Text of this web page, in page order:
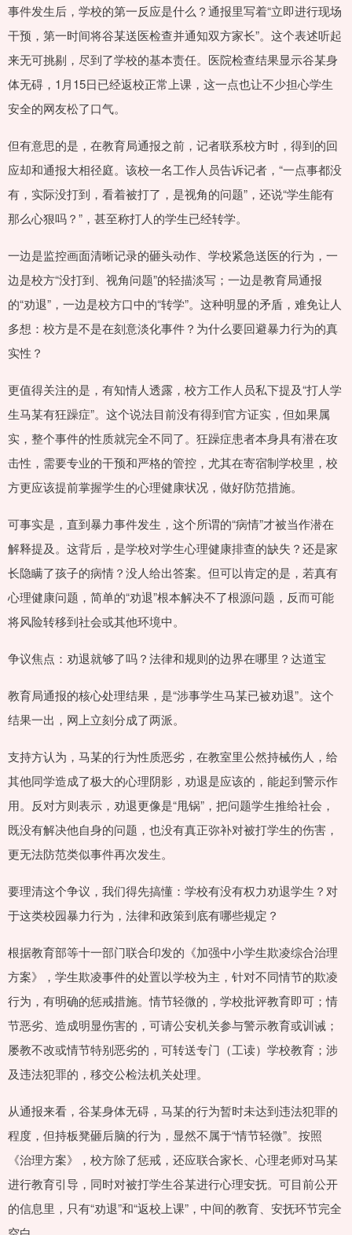
事件发生后，学校的第一反应是什么？通报里写着“立即进行现场
干预，第一时间将谷某送医检查并通知双方家长”。这个表述听起
来无可挑剔，尽到了学校的基本责任。医院检查结果显示谷某身
体无碍，1月15日已经返校正常上课，这一点也让不少担心学生
安全的网友松了口气。
但有意思的是，在教育局通报之前，记者联系校方时，得到的回
应却和通报大相径庭。该校一名工作人员告诉记者，“一点事都没
有，实际没打到，看着被打了，是视角的问题”，还说“学生能有
那么心狠吗？”，甚至称打人的学生已经转学。
一边是监控画面清晰记录的砸头动作、学校紧急送医的行为，一
边是校方“没打到、视角问题”的轻描淡写；一边是教育局通报
的“劝退”，一边是校方口中的“转学”。这种明显的矛盾，难免让人
多想：校方是不是在刻意淡化事件？为什么要回避暴力行为的真
实性？
更值得关注的是，有知情人透露，校方工作人员私下提及“打人学
生马某有狂躁症”。这个说法目前没有得到官方证实，但如果属
实，整个事件的性质就完全不同了。狂躁症患者本身具有潜在攻
击性，需要专业的干预和严格的管控，尤其在寄宿制学校里，校
方更应该提前掌握学生的心理健康状况，做好防范措施。
可事实是，直到暴力事件发生，这个所谓的“病情”才被当作潜在
解释提及。这背后，是学校对学生心理健康排查的缺失？还是家
长隐瞒了孩子的病情？没人给出答案。但可以肯定的是，若真有
心理健康问题，简单的“劝退”根本解决不了根源问题，反而可能
将风险转移到社会或其他环境中。
争议焦点：劝退就够了吗？法律和规则的边界在哪里？达道宝
教育局通报的核心处理结果，是“涉事学生马某已被劝退”。这个
结果一出，网上立刻分成了两派。
支持方认为，马某的行为性质恶劣，在教室里公然持械伤人，给
其他同学造成了极大的心理阴影，劝退是应该的，能起到警示作
用。反对方则表示，劝退更像是“甩锅”，把问题学生推给社会，
既没有解决他自身的问题，也没有真正弥补对被打学生的伤害，
更无法防范类似事件再次发生。
要理清这个争议，我们得先搞懂：学校有没有权力劝退学生？对
于这类校园暴力行为，法律和政策到底有哪些规定？
根据教育部等十一部门联合印发的《加强中小学生欺凌综合治理
方案》，学生欺凌事件的处置以学校为主，针对不同情节的欺凌
行为，有明确的惩戒措施。情节轻微的，学校批评教育即可；情
节恶劣、造成明显伤害的，可请公安机关参与警示教育或训诫；
屡教不改或情节特别恶劣的，可转送专门（工读）学校教育；涉
及违法犯罪的，移交公检法机关处理。
从通报来看，谷某身体无碍，马某的行为暂时未达到违法犯罪的
程度，但持板凳砸后脑的行为，显然不属于“情节轻微”。按照
《治理方案》，校方除了惩戒，还应联合家长、心理老师对马某
进行教育引导，同时对被打学生谷某进行心理安抚。可目前公开
的信息里，只有“劝退”和“返校上课”，中间的教育、安抚环节完全